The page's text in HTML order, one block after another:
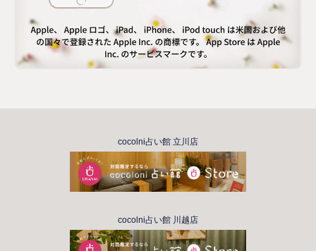
cocolni占い館 立川店
cocolni占い館 川越店